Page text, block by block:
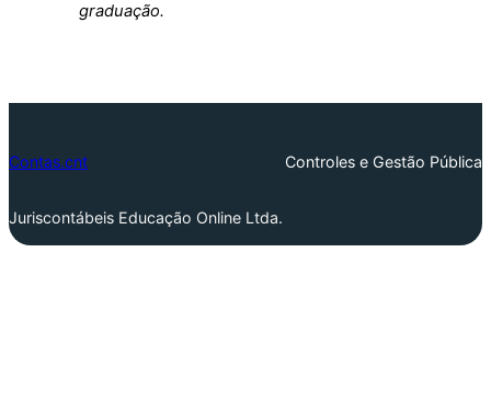
graduação.
Contas.cnt Controles e Gestão Pública
Juriscontábeis Educação Online Ltda.